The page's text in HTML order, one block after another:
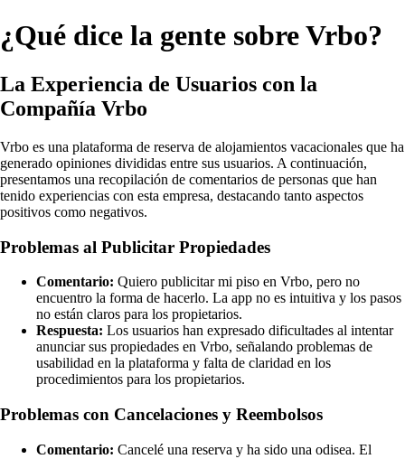
¿Qué dice la gente sobre Vrbo?
La Experiencia de Usuarios con la
Compañía Vrbo
Vrbo es una plataforma de reserva de alojamientos vacacionales que ha
generado opiniones divididas entre sus usuarios. A continuación,
presentamos una recopilación de comentarios de personas que han
tenido experiencias con esta empresa, destacando tanto aspectos
positivos como negativos.
Problemas al Publicitar Propiedades
Comentario: Quiero publicitar mi piso en Vrbo, pero no
encuentro la forma de hacerlo. La app no es intuitiva y los pasos
no están claros para los propietarios.
Respuesta: Los usuarios han expresado dificultades al intentar
anunciar sus propiedades en Vrbo, señalando problemas de
usabilidad en la plataforma y falta de claridad en los
procedimientos para los propietarios.
Problemas con Cancelaciones y Reembolsos
Comentario: Cancelé una reserva y ha sido una odisea. El